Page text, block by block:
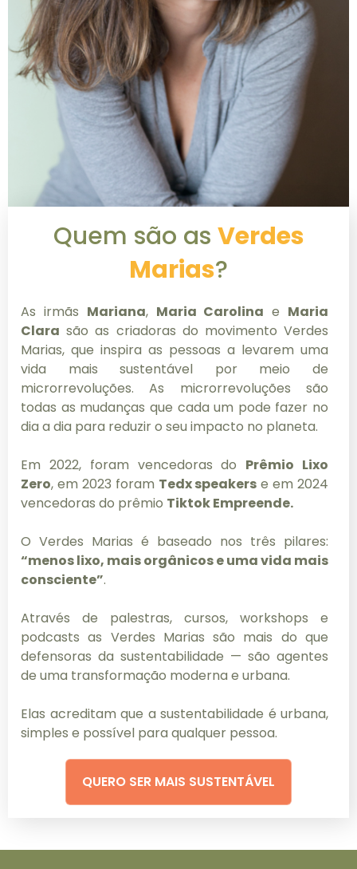
Quem são as Verdes
Marias?
As irmãs Mariana, Maria Carolina e Maria
Clara são as criadoras do movimento Verdes
Marias, que inspira as pessoas a levarem uma
vida mais sustentável por meio de
microrrevoluções. As microrrevoluções são
todas as mudanças que cada um pode fazer no
dia a dia para reduzir o seu impacto no planeta.
Em 2022, foram vencedoras do Prêmio Lixo
Zero, em 2023 foram Tedx speakers e em 2024
vencedoras do prêmio Tiktok Empreende.
O Verdes Marias é baseado nos três pilares:
“menos lixo, mais orgânicos e uma vida mais
consciente”.
Através de palestras, cursos, workshops e
podcasts as Verdes Marias são mais do que
defensoras da sustentabilidade — são agentes
de uma transformação moderna e urbana.
Elas acreditam que a sustentabilidade é urbana,
simples e possível para qualquer pessoa.
QUERO SER MAIS SUSTENTÁVEL